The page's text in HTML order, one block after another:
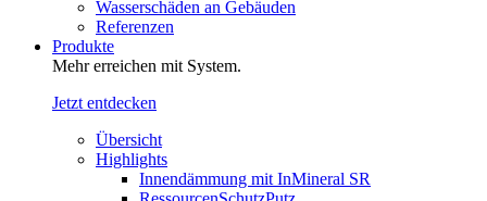
Wasserschäden an Gebäuden
Referenzen
Produkte
Mehr erreichen mit System.
Jetzt entdecken
Übersicht
Highlights
Innendämmung mit InMineral SR